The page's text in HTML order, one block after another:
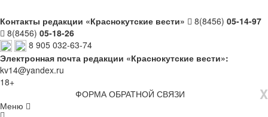
Контакты редакции «Краснокутские вести» 8(8456) 05-14-97
8(8456) 05-18-26
8 905 032-63-74
Электронная почта редакции «Краснокутские вести»:
kv14@yandex.ru
18+
X
ФОРМА ОБРАТНОЙ СВЯЗИ
Меню